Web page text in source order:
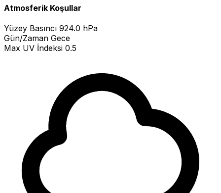
Atmosferik Koşullar
Yüzey Basıncı 924.0 hPa
Gün/Zaman Gece
Max UV İndeksi 0.5